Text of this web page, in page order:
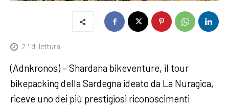
2 ' di lettura
(Adnkronos) – Shardana bikeventure, il tour
bikepacking della Sardegna ideato da La Nuragica,
riceve uno dei più prestigiosi riconoscimenti